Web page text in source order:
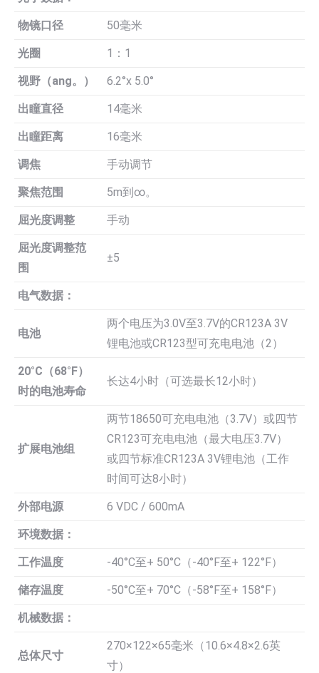
物镜口径 50毫米
光圈 1：1
视野（ang。） 6.2°x 5.0°
出瞳直径 14毫米
出瞳距离 16毫米
调焦 手动调节
聚焦范围 5m到∞。
屈光度调整 手动
屈光度调整范
围
±5
电气数据：
电池
两个电压为3.0V至3.7V的CR123A 3V
锂电池或CR123型可充电电池（2）
20°C（68°F）
时的电池寿命
长达4小时（可选最长12小时）
扩展电池组
两节18650可充电电池（3.7V）或四节
CR123可充电电池（最大电压3.7V）
或四节标准CR123A 3V锂电池（工作
时间可达8小时）
外部电源 6 VDC / 600mA
环境数据：
工作温度 -40°C至+ 50°C（-40°F至+ 122°F）
储存温度 -50°C至+ 70°C（-58°F至+ 158°F）
机械数据：
总体尺寸
270×122×65毫米（10.6×4.8×2.6英
寸）